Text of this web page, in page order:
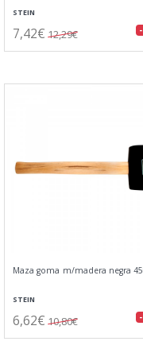
STEIN
7,42€ 12,29€
Maza goma m/madera negra
STEIN
6,62€ 10,80€